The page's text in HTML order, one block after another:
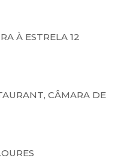
À ESTRELA 12
CÂMARA DE